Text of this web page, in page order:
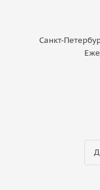
Санкт-